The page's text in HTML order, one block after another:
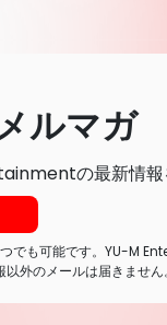
ルマガ
の最新情報
でも可能です。YU-M
以外のメールは届きません。